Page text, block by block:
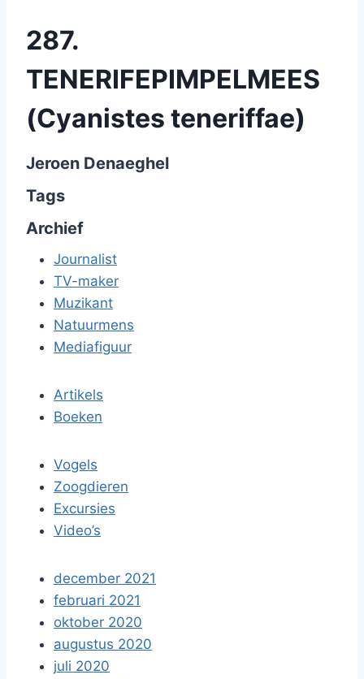
287.
TENERIFEPIMPELMEES
(Cyanistes teneriffae)
Jeroen Denaeghel
Tags
Archief
Journalist
TV-maker
Muzikant
Natuurmens
Mediafiguur
Artikels
Boeken
Vogels
Zoogdieren
Excursies
Video’s
december 2021
februari 2021
oktober 2020
augustus 2020
juli 2020